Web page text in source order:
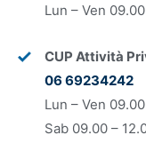
Lun – Ven
CUP Attività
06 69234242
Lun – Ven
Sab 09.00 –